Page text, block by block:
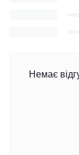
Немає